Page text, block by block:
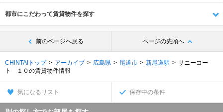
都市にこだわって賃貸物件を探す
前のページへ戻る ページの先頭へ
CHINTAIトップ アーカイブ 広島県 尾道市 新尾道駅
サニーコー
ト １０の賃貸物件情報
気になるリスト 保存中の条件